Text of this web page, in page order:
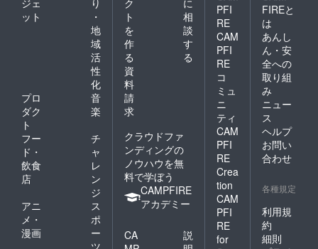
・記載
されて
いる住
所に完
成作品
DVD、
または
Blu-ray
を1つ郵
送いた
す。 ・
必ず備
DVDか
Blu-ray
どちら
かの形
式をお
選びご
したも
のと同
じ形態
の脚本
(決定稿)
を郵送
いたし
ます。
オリジ
ナルフ
ヤー提
供 ・A4
サイズ
m×297
mm）
のオリ
ジナル
フライ
ヤーを
ジェ
ット
り
・
地
域
活
性
化
プロ
ダク
ト
音
楽
フー
ド・
飲食
店
チ
ャ
レ
ン
ジ
アニ
メ・
漫画
ス
ポ
ー
ク
ト
を
作
る
に
相
談
す
る
資
料
請
求
クラウドファ
ンディングの
ノウハウを無
料で学ぼう
CAMPFIRE
アカデミー
CA
説
PFI
RE
CAM
PFI
RE
コ
ミュ
ニ
ティ
CAM
PFI
RE
Crea
tion
CAM
PFI
RE
for
FIREと
は
あんし
ん・安
全への
取り組
み
ニュー
ス
ヘルプ
お問い
合わせ
各種規定
利用規
約
細則